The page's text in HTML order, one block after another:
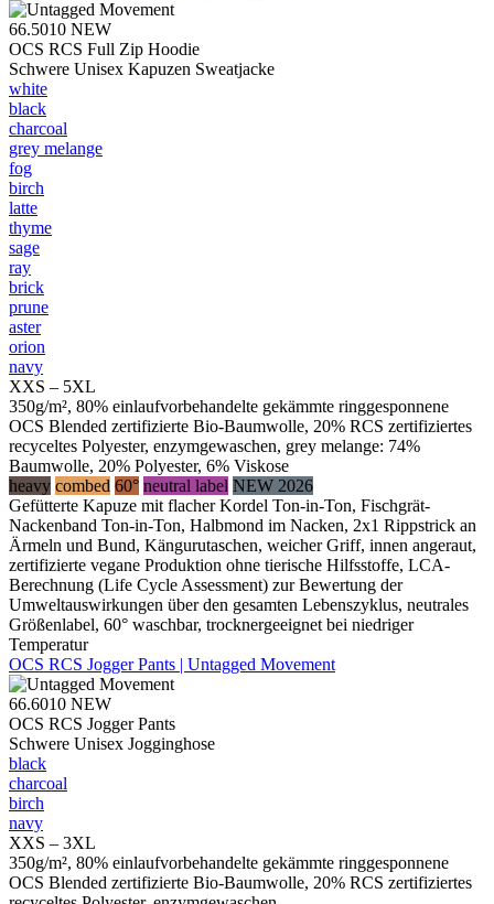
66.5010 NEW
OCS RCS Full Zip Hoodie
Schwere Unisex Kapuzen Sweatjacke
white
black
charcoal
grey melange
fog
birch
latte
thyme
sage
ray
brick
prune
aster
orion
navy
XXS – 5XL
350g/m², 80% einlaufvorbehandelte gekämmte ringgesponnene
OCS Blended zertifizierte Bio-Baumwolle, 20% RCS zertifiziertes
recyceltes Polyester, enzymgewaschen, grey melange: 74%
Baumwolle, 20% Polyester, 6% Viskose
heavy combed 60° neutral label NEW 2026
Gefütterte Kapuze mit flacher Kordel Ton-in-Ton, Fischgrät-
Nackenband Ton-in-Ton, Halbmond im Nacken, 2x1 Rippstrick an
Ärmeln und Bund, Kängurutaschen, weicher Griff, innen angeraut,
zertifizierte vegane Produktion ohne tierische Hilfsstoffe, LCA-
Berechnung (Life Cycle Assessment) zur Bewertung der
Umweltauswirkungen über den gesamten Lebenszyklus, neutrales
Größenlabel, 60° waschbar, trocknergeeignet bei niedriger
Temperatur
OCS RCS Jogger Pants | Untagged Movement
66.6010 NEW
OCS RCS Jogger Pants
Schwere Unisex Jogginghose
black
charcoal
birch
navy
XXS – 3XL
350g/m², 80% einlaufvorbehandelte gekämmte ringgesponnene
OCS Blended zertifizierte Bio-Baumwolle, 20% RCS zertifiziertes